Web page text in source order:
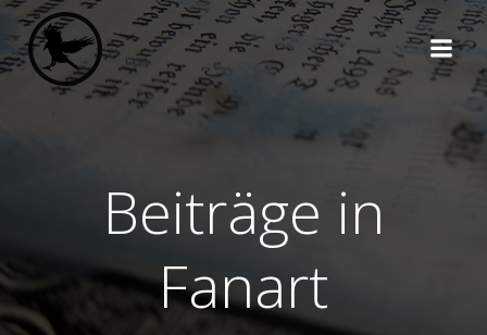
Zum
Inhalt
springen
Beiträge in
Fanart